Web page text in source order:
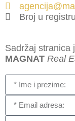
Broj u
Sadržaj stranica
MAGNAT Real